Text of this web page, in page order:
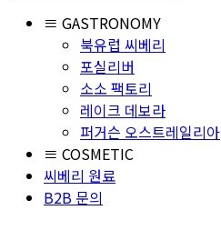
≡ GASTRONOMY
북유럽 씨베리
포실리버
소소 팩토리
레이크 데보라
퍼거슨 오스트레일리아
≡ COSMETIC
씨베리 원료
B2B 문의